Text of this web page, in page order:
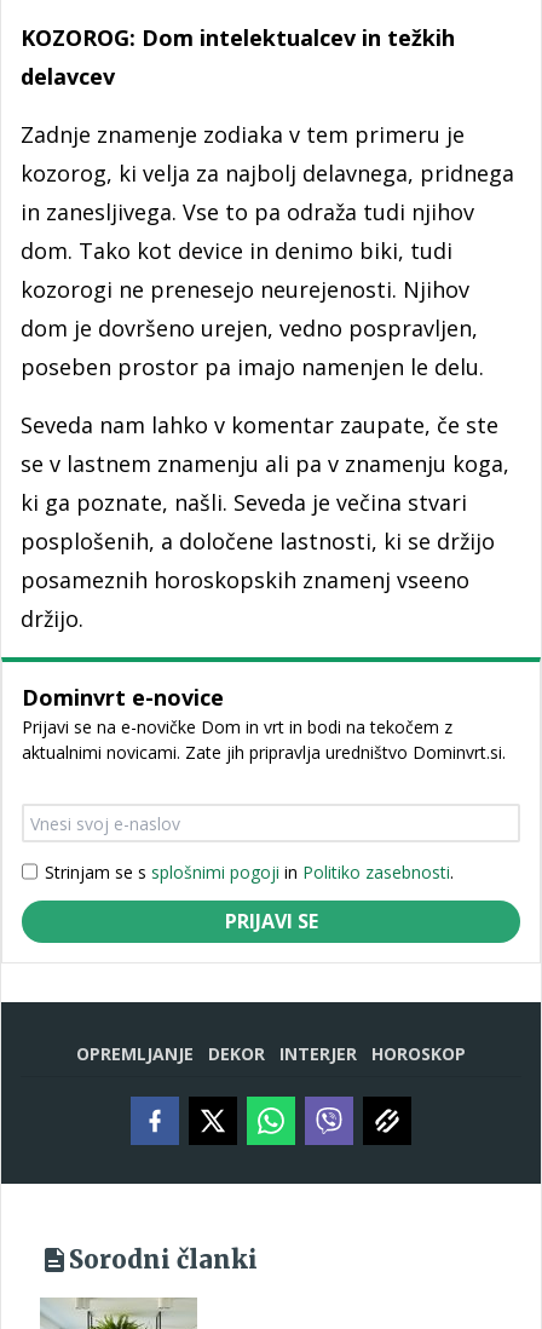
KOZOROG: Dom intelektualcev in težkih
delavcev
Zadnje znamenje zodiaka v tem primeru je
kozorog, ki velja za najbolj delavnega, pridnega
in zanesljivega. Vse to pa odraža tudi njihov
dom. Tako kot device in denimo biki, tudi
kozorogi ne prenesejo neurejenosti. Njihov
dom je dovršeno urejen, vedno pospravljen,
poseben prostor pa imajo namenjen le delu.
Seveda nam lahko v komentar zaupate, če ste
se v lastnem znamenju ali pa v znamenju koga,
ki ga poznate, našli. Seveda je večina stvari
posplošenih, a določene lastnosti, ki se držijo
posameznih horoskopskih znamenj vseeno
držijo.
Dominvrt e-novice
Prijavi se na e-novičke Dom in vrt in bodi na tekočem z
aktualnimi novicami. Zate jih pripravlja uredništvo Dominvrt.si.
Strinjam se s splošnimi pogoji in Politiko zasebnosti.
PRIJAVI SE
OPREMLJANJE DEKOR INTERJER HOROSKOP
Sorodni članki